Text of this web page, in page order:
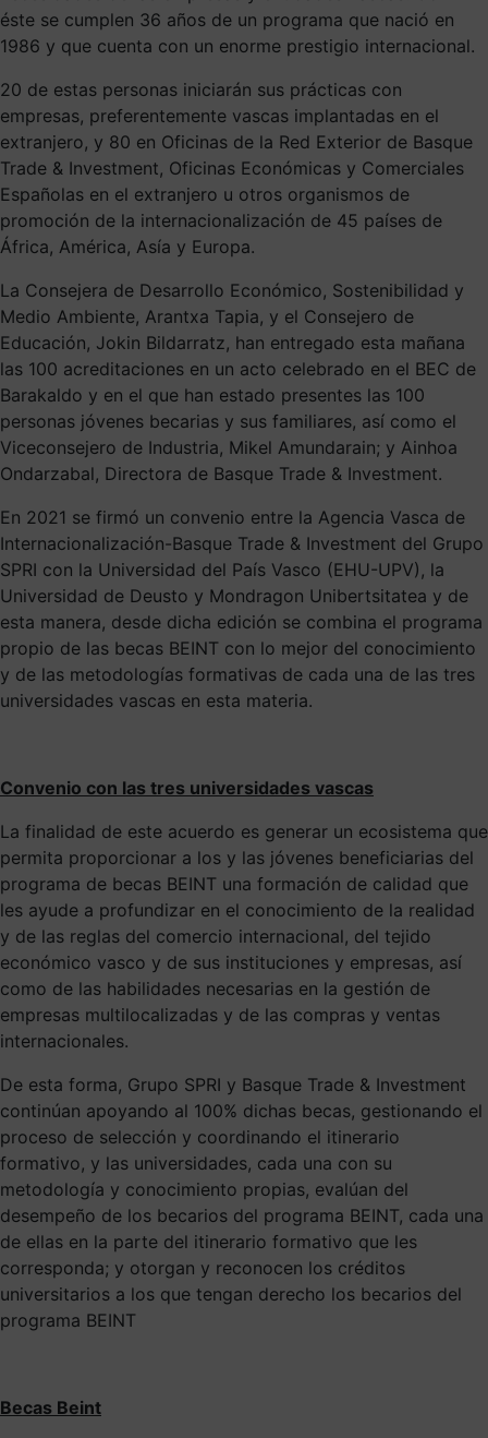
éste se cumplen 36 años de un programa que nació en
1986 y que cuenta con un enorme prestigio internacional.
20 de estas personas iniciarán sus prácticas con
empresas, preferentemente vascas implantadas en el
extranjero, y 80 en Oficinas de la Red Exterior de Basque
Trade & Investment, Oficinas Económicas y Comerciales
Españolas en el extranjero u otros organismos de
promoción de la internacionalización de 45 países de
África, América, Asía y Europa.
La Consejera de Desarrollo Económico, Sostenibilidad y
Medio Ambiente, Arantxa Tapia, y el Consejero de
Educación, Jokin Bildarratz, han entregado esta mañana
las 100 acreditaciones en un acto celebrado en el BEC de
Barakaldo y en el que han estado presentes las 100
personas jóvenes becarias y sus familiares, así como el
Viceconsejero de Industria, Mikel Amundarain; y Ainhoa
Ondarzabal, Directora de Basque Trade & Investment.
En 2021 se firmó un convenio entre la Agencia Vasca de
Internacionalización-Basque Trade & Investment del Grupo
SPRI con la Universidad del País Vasco (EHU-UPV), la
Universidad de Deusto y Mondragon Unibertsitatea y de
esta manera, desde dicha edición se combina el programa
propio de las becas BEINT con lo mejor del conocimiento
y de las metodologías formativas de cada una de las tres
universidades vascas en esta materia.
Convenio con las tres universidades vascas
La finalidad de este acuerdo es generar un ecosistema que
permita proporcionar a los y las jóvenes beneficiarias del
programa de becas BEINT una formación de calidad que
les ayude a profundizar en el conocimiento de la realidad
y de las reglas del comercio internacional, del tejido
económico vasco y de sus instituciones y empresas, así
como de las habilidades necesarias en la gestión de
empresas multilocalizadas y de las compras y ventas
internacionales.
De esta forma, Grupo SPRI y Basque Trade & Investment
continúan apoyando al 100% dichas becas, gestionando el
proceso de selección y coordinando el itinerario
formativo, y las universidades, cada una con su
metodología y conocimiento propias, evalúan del
desempeño de los becarios del programa BEINT, cada una
de ellas en la parte del itinerario formativo que les
corresponda; y otorgan y reconocen los créditos
universitarios a los que tengan derecho los becarios del
programa BEINT
Becas Beint